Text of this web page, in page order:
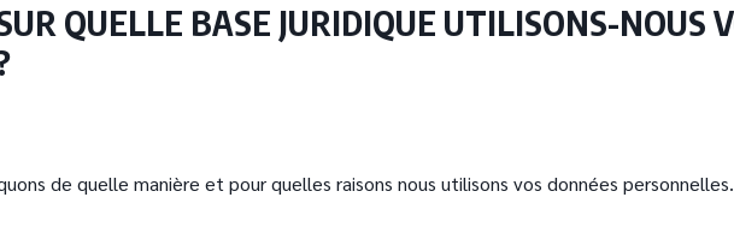
QUELLE BASE JURIDIQUE UTILISONS-NOUS
de quelle manière et pour quelles raisons nous utilisons vos données personnelles.